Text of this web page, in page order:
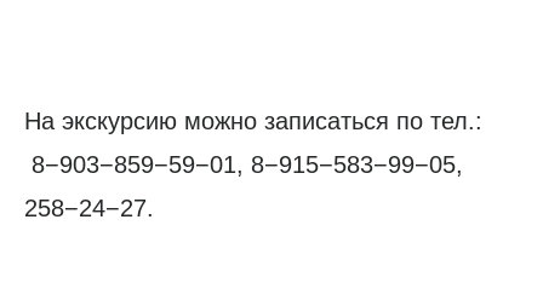
На экскурсию можно записаться по тел.:
8−903−859−59−01, 8−915−583−99−05,
258−24−27.